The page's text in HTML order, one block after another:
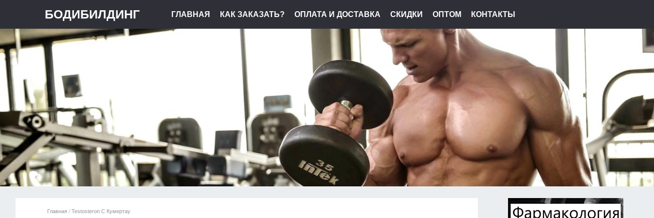
БОДИБИЛДИНГ ГЛАВНАЯ КАК ЗАКАЗАТЬ? ОПЛАТА И ДОСТАВКА СКИДКИ ОПТОМ КОНТАКТЫ
Главная / Testosteron C Кумертау